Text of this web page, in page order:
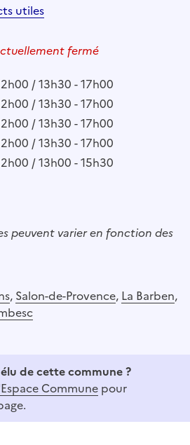
utiles
fermé
/ 13h30 - 17h00
/ 13h30 - 17h00
/ 13h30 - 17h00
/ 13h30 - 17h00
/ 13h00 - 15h30
peuvent varier en fonction des
, Salon-de-Provence, La Barben,
de cette commune ?
Commune pour